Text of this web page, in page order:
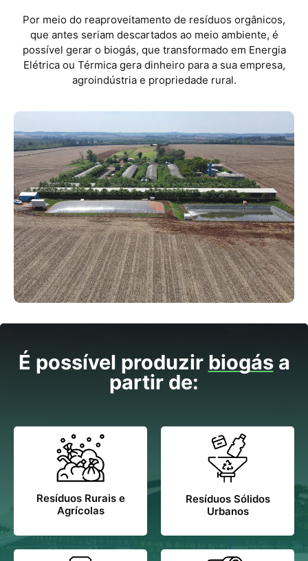
Por meio do reaproveitamento de resíduos orgânicos,
que antes seriam descartados ao meio ambiente, é
possível gerar o biogás, que transformado em Energia
Elétrica ou Térmica gera dinheiro para a sua empresa,
agroindústria e propriedade rural.
É possível produzir biogása
partir de:
Resíduos Rurais e
Agrícolas
Resíduos Sólidos
Urbanos